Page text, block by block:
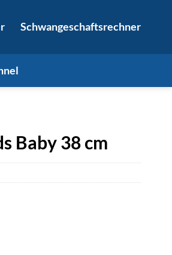
Schwangeschaftsrechner
Baby 38 cm